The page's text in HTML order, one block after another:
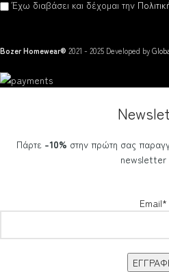
Έχω διαβάσει και δέχομαι την
Bozer Homewear® 2021 - 2025 Developed by
Πάρτε -10% στην πρώτη σας
newsletter
Email*